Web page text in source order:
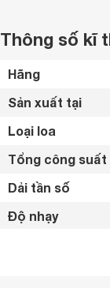
Thông số kĩ
Hãng
Sản xuất tại
Loại loa
Tổng công suất
Dải tần số
Độ nhạy